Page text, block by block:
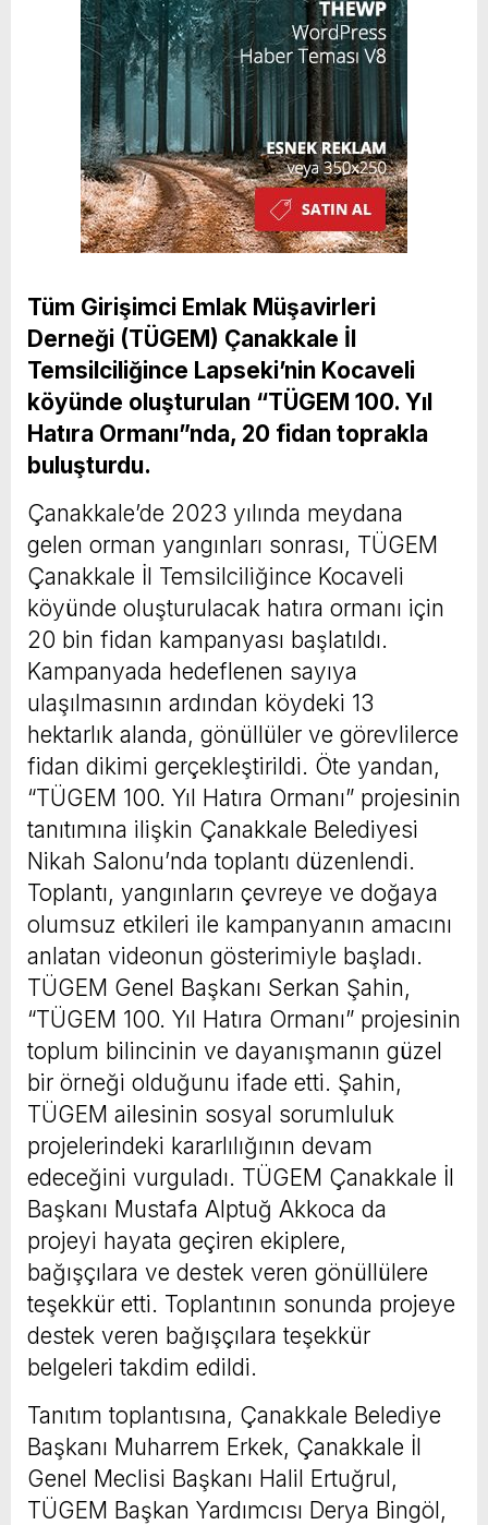
Tüm Girişimci Emlak Müşavirleri
Derneği (TÜGEM) Çanakkale İl
Temsilciliğince Lapseki’nin Kocaveli
köyünde oluşturulan “TÜGEM 100. Yıl
Hatıra Ormanı”nda, 20 fidan toprakla
buluşturdu.
Çanakkale’de 2023 yılında meydana
gelen orman yangınları sonrası, TÜGEM
Çanakkale İl Temsilciliğince Kocaveli
köyünde oluşturulacak hatıra ormanı için
20 bin fidan kampanyası başlatıldı.
Kampanyada hedeflenen sayıya
ulaşılmasının ardından köydeki 13
hektarlık alanda, gönüllüler ve görevlilerce
fidan dikimi gerçekleştirildi. Öte yandan,
“TÜGEM 100. Yıl Hatıra Ormanı” projesinin
tanıtımına ilişkin Çanakkale Belediyesi
Nikah Salonu’nda toplantı düzenlendi.
Toplantı, yangınların çevreye ve doğaya
olumsuz etkileri ile kampanyanın amacını
anlatan videonun gösterimiyle başladı.
TÜGEM Genel Başkanı Serkan Şahin,
“TÜGEM 100. Yıl Hatıra Ormanı” projesinin
toplum bilincinin ve dayanışmanın güzel
bir örneği olduğunu ifade etti. Şahin,
TÜGEM ailesinin sosyal sorumluluk
projelerindeki kararlılığının devam
edeceğini vurguladı. TÜGEM Çanakkale İl
Başkanı Mustafa Alptuğ Akkoca da
projeyi hayata geçiren ekiplere,
bağışçılara ve destek veren gönüllülere
teşekkür etti. Toplantının sonunda projeye
destek veren bağışçılara teşekkür
belgeleri takdim edildi.
Tanıtım toplantısına, Çanakkale Belediye
Başkanı Muharrem Erkek, Çanakkale İl
Genel Meclisi Başkanı Halil Ertuğrul,
TÜGEM Başkan Yardımcısı Derya Bingöl,